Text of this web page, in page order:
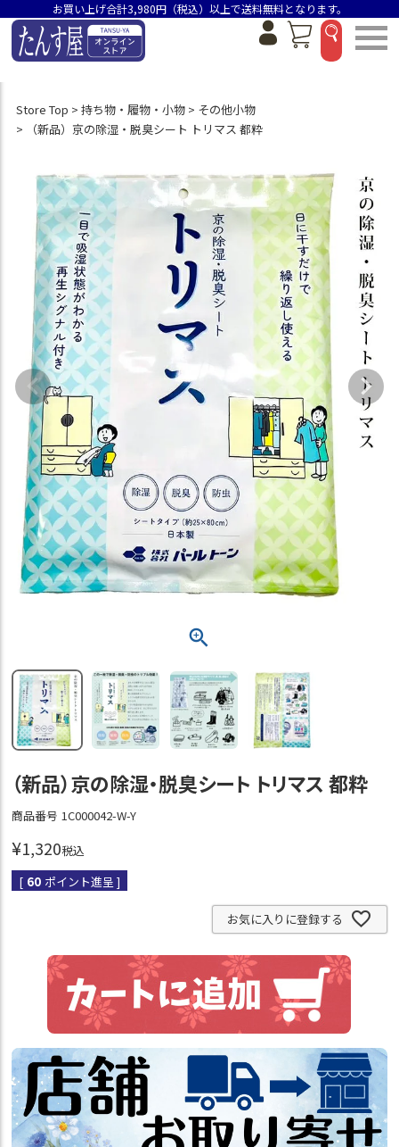
お買い上げ合計3,980円（税込）以上で送料無料となります。
Store Top 持ち物・履物・小物
その他小物
（新品）京の除湿・脱臭シート トリマス 都粋
（新品）京の除湿・脱臭シート トリマス 都粋
商品番号 1C000042-W-Y
¥1,320税込
[ 60 ポイント進呈 ]
お気に入りに登録する